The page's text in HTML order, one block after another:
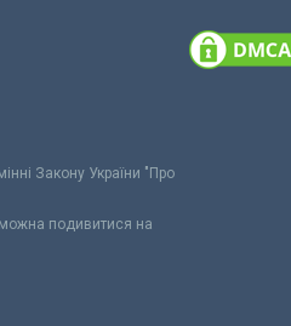
Закону України "Про
можна подивитися на